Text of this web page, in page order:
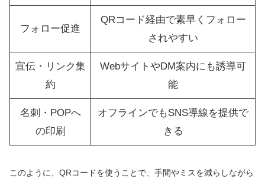
フォロー促進
QRコード経由で素早くフォロー
されやすい
宣伝・リンク集
約
WebサイトやDM案内にも誘導可
能
名刺・POPへ
の印刷
オフラインでもSNS導線を提供で
きる
このように、QRコードを使うことで、手間やミスを減らしながら